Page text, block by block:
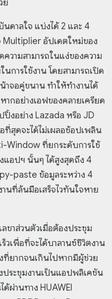
ย
ดาลใจ แบ่งได้ 2 และ 4
อัปเดตใหม่ของ
วามสามารถในแง่ของความ
การใช้งาน โดยสามารถเปิด
จอคู่ขนาน ทำให้ทำงานได้
ากอย่างเอฟของคลายเครียด
ปิ้งอย่าง Lazada หรือ JD
สุดจะได้ไม่เผลอช้อปเพลิน
Window ที่ยกระดับการใช้
แอปฯ นั้นๆ ได้สูงสุดถึง 4
paste ข้อมูลระหว่าง 4
านที่ล้นมือเสร็จไวทันใจหาย
ขาส่วนตัวเมื่อต้องประชุม
วเพื่อที่จะได้บาลานซ์ชีวิตงาน
ที่ยากจนเกินไปหากมีผู้ช่วย
ประชุมงานเป็นแอปพลิเคชัน
ด้ผ่านทาง HUAWEI